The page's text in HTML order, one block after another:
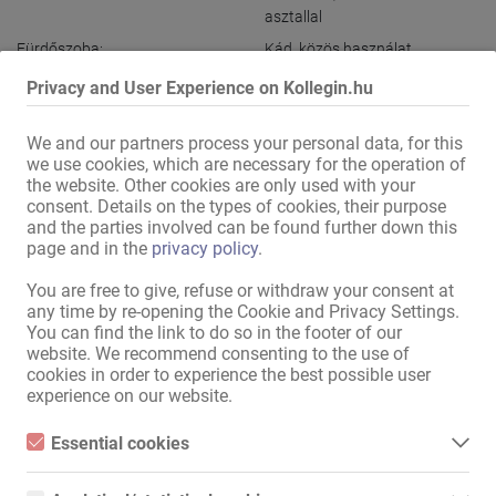
Privacy and User Experience on Kollegin.hu
We and our partners process your personal data, for this
we use cookies, which are necessary for the operation of
the website. Other cookies are only used with your
consent. Details on the types of cookies, their purpose
and the parties involved can be found further down this
page and in the privacy policy.
You are free to give, refuse or withdraw your consent at
any time by re-opening the Cookie and Privacy Settings.
You can find the link to do so in the footer of our
website. We recommend consenting to the use of
cookies in order to experience the best possible user
experience on our website.
Essential cookies
Essential cookies are all cookies necessary for the operation of
asztallal
Fürdőszoba:
Kád,közös használat
Külső megjelenés / bejárat:
diszkrét ház
Fekvés:
Vásárterület közelében,
Autópálya leágazásnál
közvetlen környezetében:
Buszmegálló,Villamosmegálló
Metró- / HÉV-megálló,
Szolárium ,Étterem,Benzinkút
Összes információ megjelenítése
Bérelünk egy szép lakást Kölnben.
Nyitott, nemzetközi, érvényes papírokkal rendelkező hölgyek
jelentkezését várjuk. TS és escort hölgyeket is szívesen látunk.